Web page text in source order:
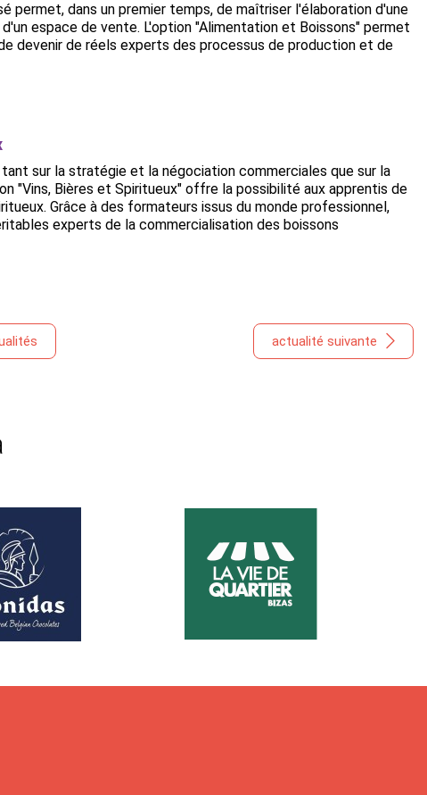
permet, dans un premier temps, de maîtriser l'élaboration d'une
espace de vente. L'option "Alimentation et Boissons" permet
devenir de réels experts des processus de production et de
sur la stratégie et la négociation commerciales que sur la
"Vins, Bières et Spiritueux" offre la possibilité aux apprentis de
Grâce à des formateurs issus du monde professionnel,
experts de la commercialisation des boissons
actualité suivante